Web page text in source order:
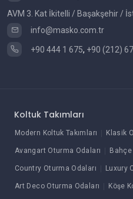
AVM 3. Kat İkitelli / Başakşehir /
info@masko.com.tr
+90 444 1 675, +90 (212)
Koltuk Takımları
Modern Koltuk Takımları Klasik
Avangart Oturma Odaları Bahçe
Country Oturma Odaları Luxury
Art Deco Oturma Odaları Köşe